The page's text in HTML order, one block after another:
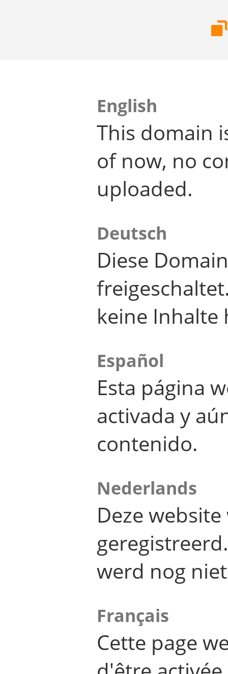
English
This domain
of now, no
uploaded.
Deutsch
Diese
keine Inhalte
Español
Esta página
activada y
contenido.
Nederlands
Deze
werd nog
Français
Cette page